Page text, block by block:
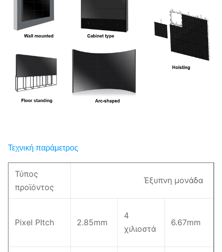
Τεχνική παράμετρος
Τύπος
προϊόντος
Έξυπνη μονάδα
Pixel PItch 2.85mm
4
χιλιοστά
6.67mm